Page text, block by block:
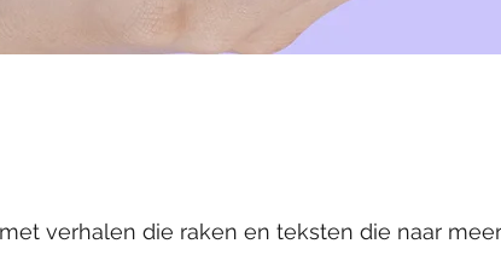
verhalen die raken en teksten die naar